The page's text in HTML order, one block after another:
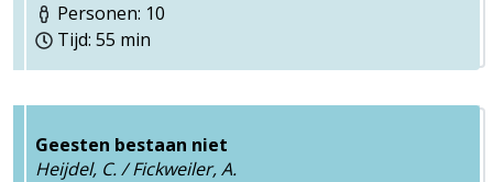
Personen: 10
Tijd: 55 min
Geesten bestaan niet
Heijdel, C. / Fickweiler, A.